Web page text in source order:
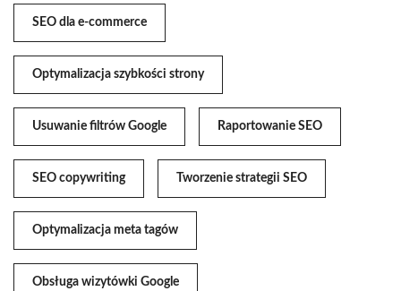
SEO dla e-commerce
Optymalizacja szybkości strony
Usuwanie filtrów Google Raportowanie SEO
SEO copywriting Tworzenie strategii SEO
Optymalizacja meta tagów
Obsługa wizytówki Google